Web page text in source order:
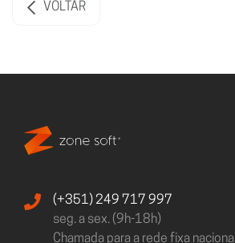
VOLTAR
(+351) 249 717 997
seg. a sex. (9h-18h)
Chamada para a rede fixa nacional